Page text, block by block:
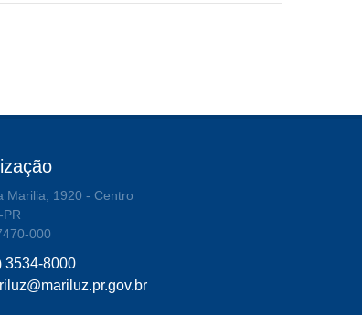
Marilia, 1920 - Centro
PR
000
3534-8000